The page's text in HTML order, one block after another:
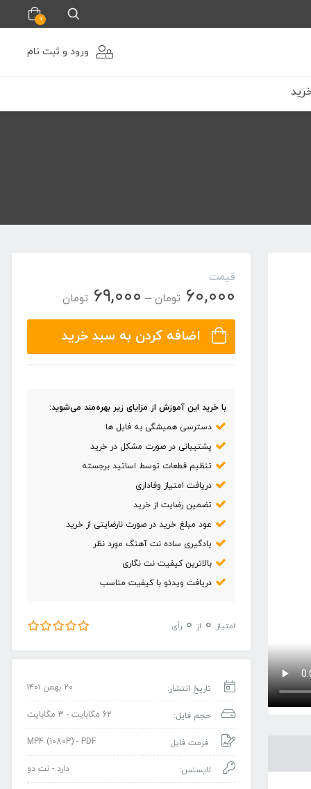
0
ورود و ثبت نام
قیمت
۶۰,۰۰۰ تومان – ۶۹,۰۰۰ تومان
قیمت:
تا
اضافه کردن به سبد خرید
با خرید این آموزش از مزایای زیر بهره‌مند می‌شوید:
دسترسی همیشگی به فایل ها
پشتیبانی در صورت مشکل در خرید
تنظیم قطعات توسط اساتید برجسته
دریافت امتیاز وفاداری
تضمین رضایت از خرید
عود مبلغ خرید در صورت نارضایتی از خرید
یادگیری ساده نت آهنگ مورد نظر
بالاترین کیفیت نت نگاری
دریافت ویدئو با کیفیت مناسب
امتیاز 0 از 0 رأی
تاریخ انتشار: ۲۰ بهمن ۱۴۰۱
حجم فایل: 62 مگابایت - 3 مگابایت
فرمت فایل MP4 (1080P) - PDF
لایسنس: دارد - نت دو